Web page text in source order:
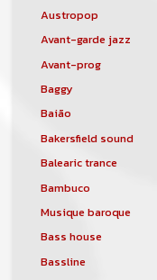
Austropop
Avant-garde jazz
Avant-prog
Baggy
Baião
Bakersfield sound
Balearic trance
Bambuco
Musique baroque
Bass house
Bassline